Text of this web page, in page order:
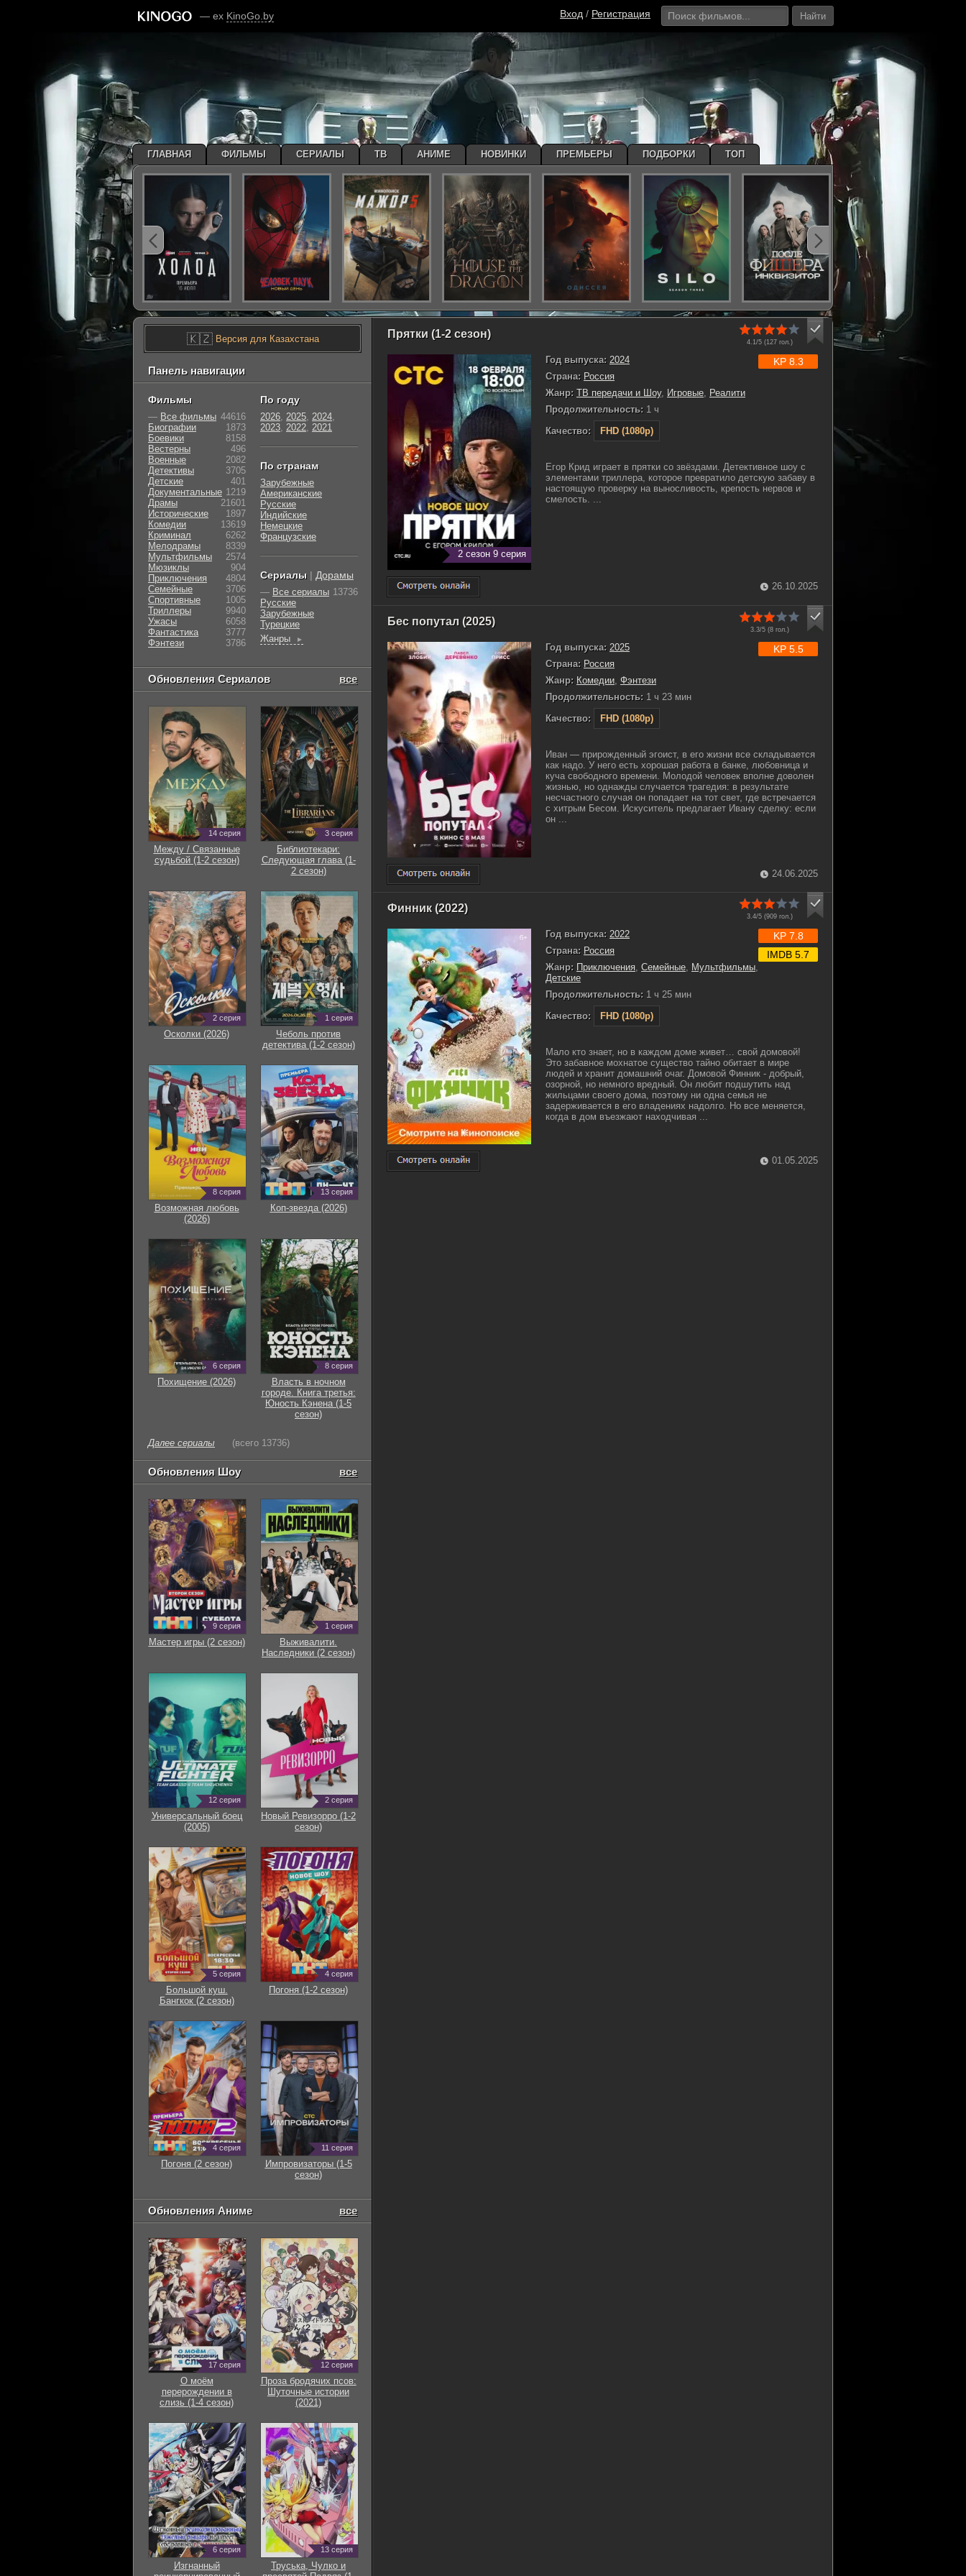
— ex KinoGo.by Вход / Регистрация Найти
Прятки (1-2 сезон)
4.1/5 (127гол.)
2 сезон 9 серия
Год выпуска: 2024
Страна: Россия
Жанр: ТВ передачи и Шоу, Игровые, Реалити
Продолжительность: 1 ч
Качество:
FHD (1080p)
KP 8.3
Егор Крид играет в прятки со звёздами. Детективное шоу с
элементами триллера, которое превратило детскую забаву в
настоящую проверку на выносливость, крепость нервов и
смелость. ...
26.10.2025
Бес попутал (2025)
3.3/5 (8гол.)
Год выпуска: 2025
Страна: Россия
Жанр: Комедии Фэнтези
Продолжительность: 1 ч 23 мин
Качество:
FHD (1080p)
KP 5.5
Иван — прирожденный эгоист, в его жизни все складывается
как надо. У него есть хорошая работа в банке, любовница и
куча свободного времени. Молодой человек вполне доволен
жизнью, но однажды случается трагедия: в результате
несчастного случая он попадает на тот свет, где встречается
с хитрым Бесом. Искуситель предлагает Ивану сделку: если
он ...
24.06.2025
Финник (2022)
3.4/5 (909гол.)
Год выпуска: 2022
Страна: Россия
Жанр: Приключения, Семейные, Мультфильмы,
Детские
Продолжительность: 1 ч 25 мин
Качество:
FHD (1080p)
KP 7.8
IMDB 5.7
Мало кто знает, но в каждом доме живет… свой домовой!
Это забавное мохнатое существо тайно обитает в мире
людей и хранит домашний очаг. Домовой Финник - добрый,
озорной, но немного вредный. Он любит подшутить над
жильцами своего дома, поэтому ни одна семья не
задерживается в его владениях надолго. Но все меняется,
когда в дом въезжают находчивая ...
01.05.2025
🇰🇿Версия для Казахстана
Панель навигации
Фильмы
— Все фильмы 44616
Биографии
1873
Боевики
8158
Вестерны
496
Военные
2082
Детективы
3705
Детские
401
Документальные 1219
Драмы
21601
Исторические
1897
Комедии
13619
Криминал
6262
Мелодрамы
8339
Мультфильмы
2574
Мюзиклы
904
Приключения
4804
Семейные
3706
Cпортивные
1005
Триллеры
9940
Ужасы
6058
Фантастика
3777
Фэнтези
3786
По году
2026, 2025, 2024,
2023, 2022, 2021
По странам
Зарубежные
Американские
Русские
Индийские
Немецкие
Французские
Сериалы | Дорамы
— Все сериалы 13736
Русские
Зарубежные
Турецкие
Жанры
►
Обновления Сериалов все
14 серия
Между / Связанные
судьбой (1-2 сезон)
3 серия
Библиотекари:
Следующая глава (1-
2 сезон)
2 серия
Осколки (2026)
1 серия
Чеболь против
детектива (1-2 сезон)
8 серия
Возможная любовь
(2026)
13 серия
Коп-звезда (2026)
6 серия
Похищение (2026)
8 серия
Власть в ночном
городе. Книга третья:
Юность Кэнена (1-5
сезон)
Далее сериалы (всего 13736)
Обновления Шоу все
9 серия
Мастер игры (2 сезон)
1 серия
Выживалити.
Наследники (2 сезон)
12 серия
Универсальный боец
(2005)
2 серия
Новый Ревизорро (1-2
сезон)
5 серия
Большой куш.
Бангкок (2 сезон)
4 серия
Погоня (1-2 сезон)
4 серия
Погоня (2 сезон)
11 серия
Импровизаторы (1-5
сезон)
Обновления Аниме все
17 серия
О моём
перерождении в
слизь (1-4 сезон)
12 серия
Проза бродячих псов:
Шуточные истории
(2021)
6 серия
Изгнанный
13 серия
Труська, Чулко и
ГЛАВНАЯ ФИЛЬМЫ СЕРИАЛЫ ТВ АНИМЕ НОВИНКИ ПРЕМЬЕРЫ ПОДБОРКИ ТОП